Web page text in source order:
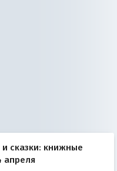
сказки: книжные
апреля